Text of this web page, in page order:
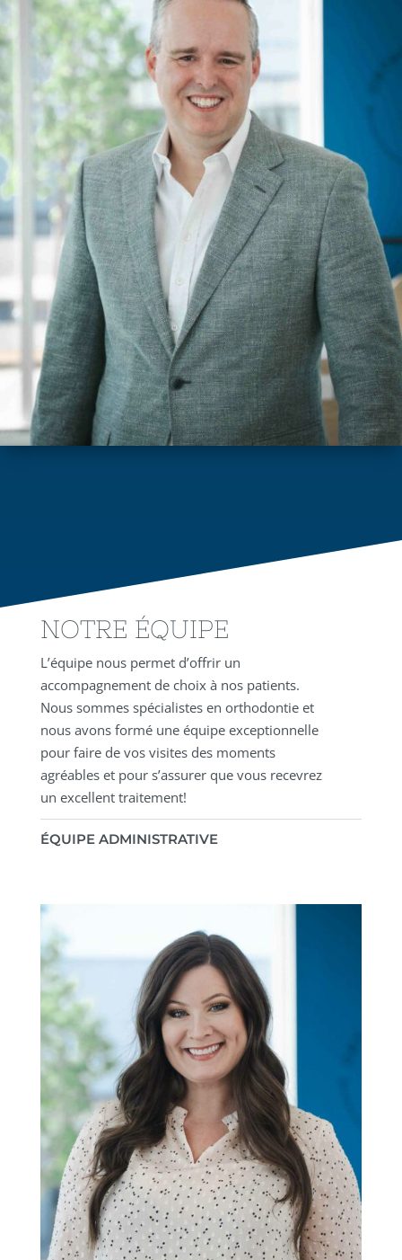
NOTRE ÉQUIPE
L’équipe nous permet d’offrir un
accompagnement de choix à nos patients.
Nous sommes spécialistes en orthodontie et
nous avons formé une équipe exceptionnelle
pour faire de vos visites des moments
agréables et pour s’assurer que vous recevrez
un excellent traitement!
ÉQUIPE ADMINISTRATIVE